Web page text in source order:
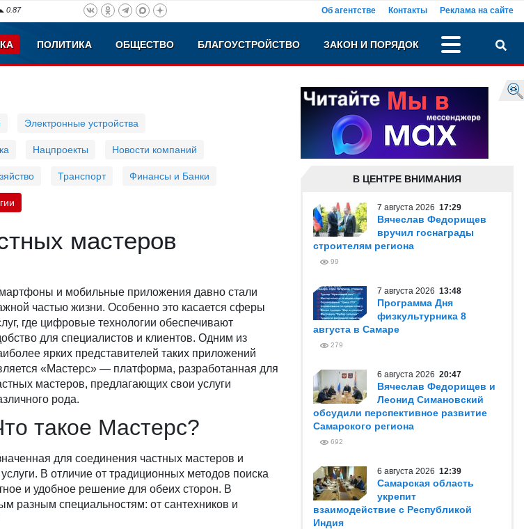
0.87 Об агентстве Контакты Реклама на сайте
ПОЛИТИКА ОБЩЕСТВО БЛАГОУСТРОЙСТВО ЗАКОН И ПОРЯДОК
Электронные устройства
Нацпроекты Новости компаний
Транспорт Финансы и Банки
мастеров
и мобильные приложения давно стали
частью жизни. Особенно это касается сферы
где цифровые технологии обеспечивают
для специалистов и клиентов. Одним из
ярких представителей таких приложений
«Мастерс» — платформа, разработанная для
мастеров, предлагающих свои услуги
рода.
такое Мастерс?
для соединения частных мастеров и
В отличие от традиционных методов поиска
и удобное решение для обеих сторон. В
разным специальностям: от сантехников и
В ЦЕНТРЕ ВНИМАНИЯ
7 августа 2026 17:29
Вячеслав Федорищев
вручил госнаграды
строителям региона
99
7 августа 2026 13:48
Программа Дня
физкультурника 8
августа в Самаре
279
6 августа 2026 20:47
Вячеслав Федорищев и
Леонид Симановский
обсудили перспективное развитие
Самарского региона
692
6 августа 2026 12:39
Самарская область
укрепит
взаимодействие с Республикой
Индия